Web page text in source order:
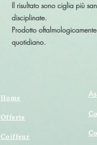
Il risultato sono ciglia più
disciplinate.
Prodotto
quotidiano.
Home
Offerte
Coiffeur